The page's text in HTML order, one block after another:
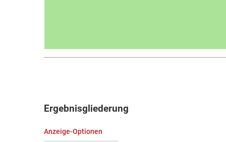
Ergebnisgliederung
Anzeige-Optionen